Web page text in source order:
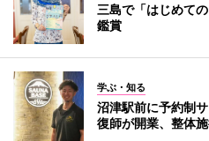
三島で「はじめて
鑑賞
学ぶ・知る
沼津駅前に予約制
復師が開業、整体